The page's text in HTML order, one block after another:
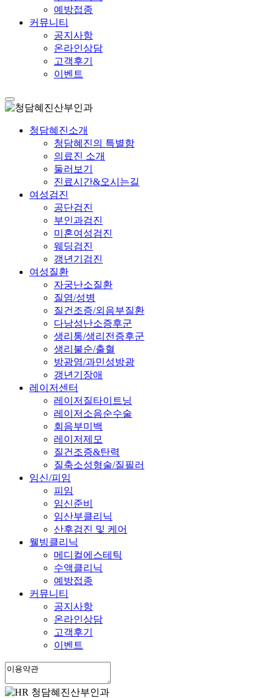
예방접종
커뮤니티
공지사항
온라인상담
고객후기
이벤트
청담혜진소개
청담혜진의 특별함
의료진 소개
둘러보기
진료시간&오시는길
여성검진
공단검진
부인과검진
미혼여성검진
웨딩검진
갱년기검진
여성질환
자궁난소질환
질염/성병
질건조증/외음부질환
다낭성난소증후군
생리통/생리전증후군
생리불순/출혈
방광염/과민성방광
갱년기장애
레이저센터
레이저질타이트닝
레이저소음순수술
회음부미백
레이저제모
질건조증&탄력
질축소성형술/질필러
임신/피임
피임
임신준비
임산부클리닉
산후검진 및 케어
웰빙클리닉
메디컬에스테틱
수액클리닉
예방접종
커뮤니티
공지사항
온라인상담
고객후기
이벤트